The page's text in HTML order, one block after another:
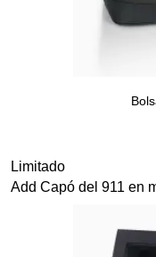
Limitado
Add Capó del 911 en
Diapositiva 11 de 20